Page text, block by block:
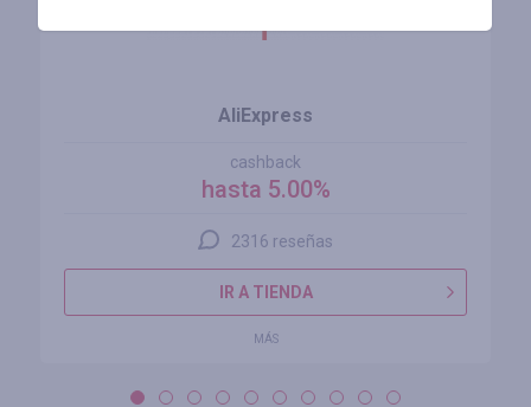
AliExpress
cashback
hasta 5.00%
2316 reseñas
IR A TIENDA
MÁS